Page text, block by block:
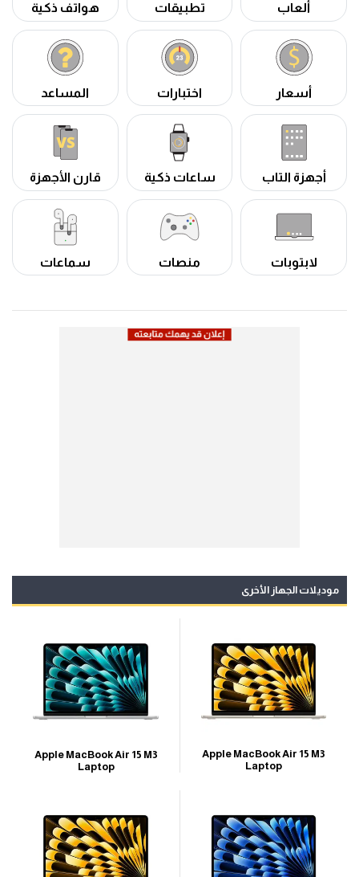
ألعاب تطبيقات هواتف ذكية
أسعار اختبارات المساعد
أجهزة التاب ساعات ذكية قارن الأجهزة
لابتوبات منصات سماعات
موديلات الجهاز الأخرى
Apple MacBook Air 15 M3
Laptop
Apple MacBook Air 15 M3
Laptop